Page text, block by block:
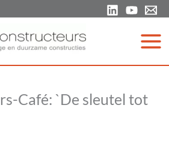
Café: `De sleutel tot